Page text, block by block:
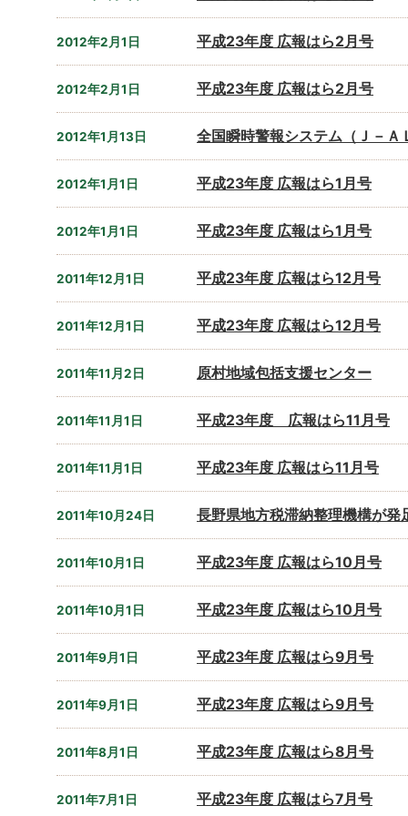
2012年2月1日 平成23年度 広報はら2月号
2012年2月1日 平成23年度 広報はら2月号
2012年1月13日 全国瞬時警報システム（Ｊ－Ａ
2012年1月1日 平成23年度 広報はら1月号
2012年1月1日 平成23年度 広報はら1月号
2011年12月1日 平成23年度 広報はら12月号
2011年12月1日 平成23年度 広報はら12月号
2011年11月2日 原村地域包括支援センター
2011年11月1日 平成23年度 広報はら11月号
2011年11月1日 平成23年度 広報はら11月号
2011年10月24日 長野県地方税滞納整理機構が発
2011年10月1日 平成23年度 広報はら10月号
2011年10月1日 平成23年度 広報はら10月号
2011年9月1日 平成23年度 広報はら9月号
2011年9月1日 平成23年度 広報はら9月号
2011年8月1日 平成23年度 広報はら8月号
2011年7月1日 平成23年度 広報はら7月号